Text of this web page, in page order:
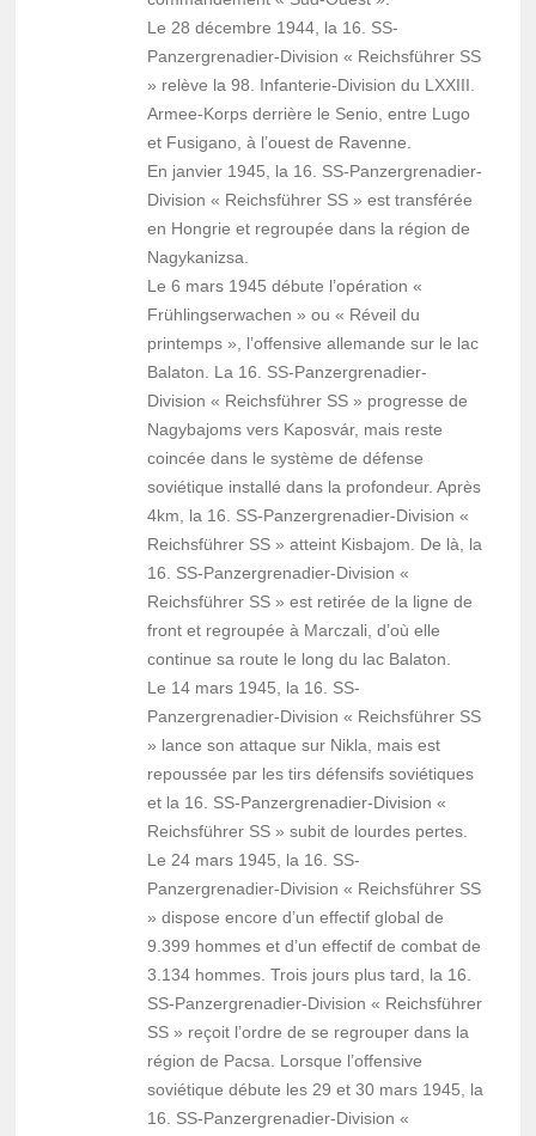
Le 28 décembre 1944, la 16. SS-
Panzergrenadier-Division « Reichsführer SS
» relève la 98. Infanterie-Division du LXXIII.
Armee-Korps derrière le Senio, entre Lugo
et Fusigano, à l’ouest de Ravenne.
En janvier 1945, la 16. SS-Panzergrenadier-
Division « Reichsführer SS » est transférée
en Hongrie et regroupée dans la région de
Nagykanizsa.
Le 6 mars 1945 débute l’opération «
Frühlingserwachen » ou « Réveil du
printemps », l’offensive allemande sur le lac
Balaton. La 16. SS-Panzergrenadier-
Division « Reichsführer SS » progresse de
Nagybajoms vers Kaposvár, mais reste
coincée dans le système de défense
soviétique installé dans la profondeur. Après
4km, la 16. SS-Panzergrenadier-Division «
Reichsführer SS » atteint Kisbajom. De là, la
16. SS-Panzergrenadier-Division «
Reichsführer SS » est retirée de la ligne de
front et regroupée à Marczali, d’où elle
continue sa route le long du lac Balaton.
Le 14 mars 1945, la 16. SS-
Panzergrenadier-Division « Reichsführer SS
» lance son attaque sur Nikla, mais est
repoussée par les tirs défensifs soviétiques
et la 16. SS-Panzergrenadier-Division «
Reichsführer SS » subit de lourdes pertes.
Le 24 mars 1945, la 16. SS-
Panzergrenadier-Division « Reichsführer SS
» dispose encore d’un effectif global de
9.399 hommes et d’un effectif de combat de
3.134 hommes. Trois jours plus tard, la 16.
SS-Panzergrenadier-Division « Reichsführer
SS » reçoit l’ordre de se regrouper dans la
région de Pacsa. Lorsque l’offensive
soviétique débute les 29 et 30 mars 1945, la
16. SS-Panzergrenadier-Division «